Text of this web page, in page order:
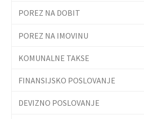
POREZ NA DOBIT
POREZ NA IMOVINU
KOMUNALNE TAKSE
FINANSIJSKO POSLOVANJE
DEVIZNO POSLOVANJE